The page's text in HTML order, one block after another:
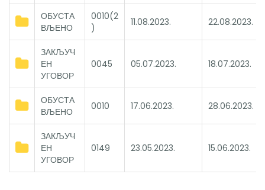
ОБУСТА
ВЉЕНО
0010(2
)
11.08.2023. 22.08.2023.
ЗАКЉУЧ
ЕН
УГОВОР
0045 05.07.2023. 18.07.2023.
ОБУСТА
ВЉЕНО
0010 17.06.2023. 28.06.2023.
ЗАКЉУЧ
ЕН
УГОВОР
0149 23.05.2023. 15.06.2023.